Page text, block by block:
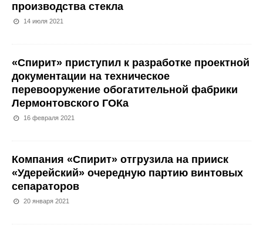
производства стекла
14 июля 2021
«Спирит» приступил к разработке проектной
документации на техническое
перевооружение обогатительной фабрики
Лермонтовского ГОКа
16 февраля 2021
Компания «Спирит» отгрузила на прииск
«Удерейский» очередную партию винтовых
сепараторов
20 января 2021